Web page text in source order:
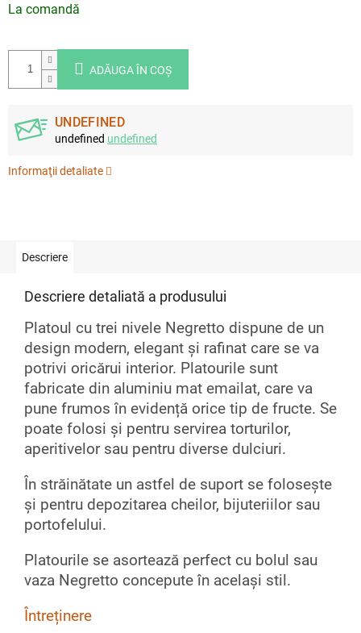
preţ:
La comandă
ADĂUGA ÎN COŞ
UNDEFINED
undefined undefined
Informaţii detaliate
Descriere
Descriere detaliată a produsului
Platoul cu trei nivele Negretto dispune de un
design modern, elegant și rafinat care se va
potrivi oricărui interior. Platourile sunt
fabricate din aluminiu mat emailat, care va
pune frumos în evidență orice tip de fructe. Se
poate folosi și pentru servirea torturilor,
aperitivelor sau pentru diverse dulciuri.
În străinătate un astfel de suport se folosește
și pentru depozitarea cheilor, bijuteriilor sau
portofelului.
Platourile se asortează perfect cu bolul sau
vaza Negretto concepute în același stil.
Întreținere